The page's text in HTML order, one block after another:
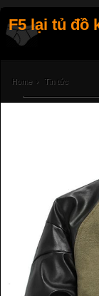
F5 lại tủ đồ
Home › Tin tức